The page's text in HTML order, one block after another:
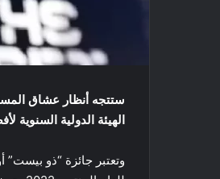
ستتجه أنظار عشاق
الهيئة الدولية السنوية
وتعتبر جائزة “ذو بيست”